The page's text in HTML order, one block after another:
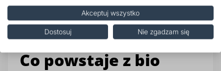
zawsze wkładaj do czarnego pojemnika na
odpadki zmieszane.
Co powstaje z bio
Akceptuj wszystko
Dostosuj Nie zgadzam się